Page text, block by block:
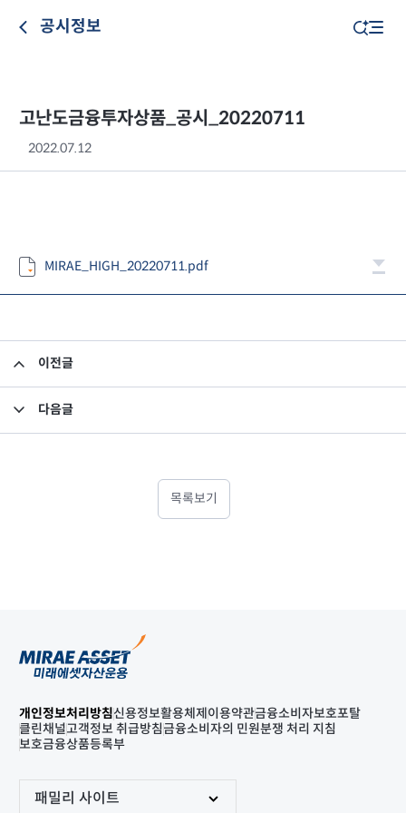
공시정보
고난도금융투자상품_공시_20220711
2022.07.12
MIRAE_HIGH_20220711.pdf
이전글
다음글
목록보기
개인정보처리방침신용정보활용체제 이용약관금융소비자보호포탈
클린채널고객정보 취급방침금융소비자의 민원분쟁 처리 지침
보호금융상품등록부
패밀리 사이트